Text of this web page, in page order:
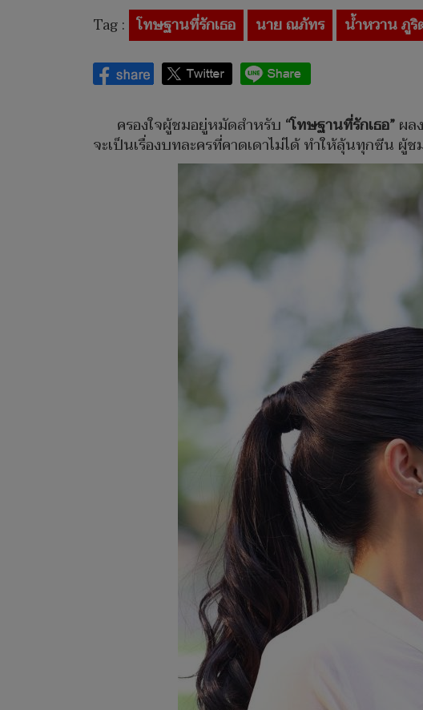
Tag : โทษฐานที่รักเธอ นาย ณภัทร น้ำหวาน ภูริ
ครองใจผู้ชมอยู่หมัดสำหรับ “โทษฐานที่รักเธอ”ผล
จะเป็นเรื่องบทละครที่คาดเดาไม่ได้ ทำให้ลุ้นทุกซีน ผู้